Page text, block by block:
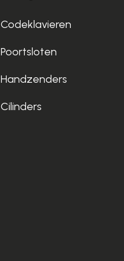
Codeklavieren
Poortsloten
Handzenders
Cilinders